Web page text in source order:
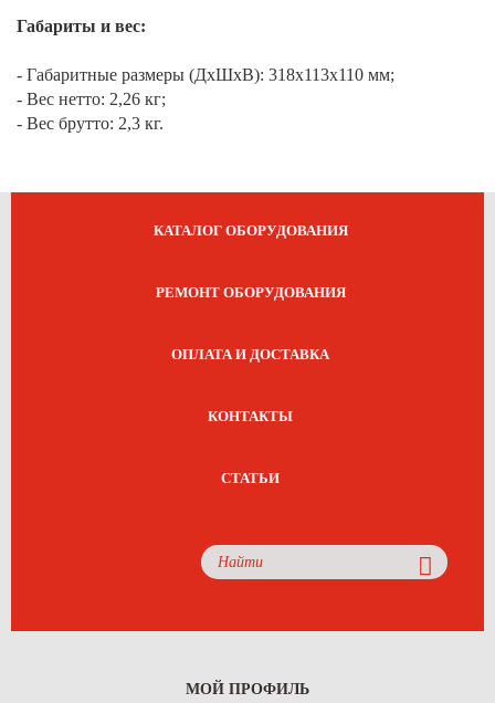
Габариты и вес:
- Габаритные размеры (ДхШхВ): 318х113х110 мм;
- Вес нетто: 2,26 кг;
- Вес брутто: 2,3 кг.
КАТАЛОГ ОБОРУДОВАНИЯ
РЕМОНТ ОБОРУДОВАНИЯ
ОПЛАТА И ДОСТАВКА
КОНТАКТЫ
СТАТЬИ
МОЙ ПРОФИЛЬ